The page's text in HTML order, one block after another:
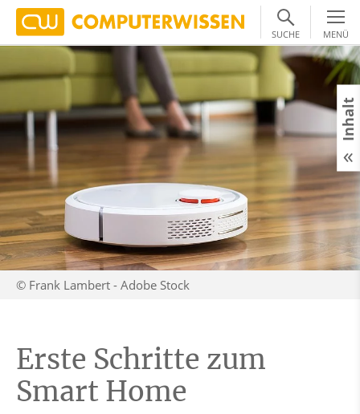
SUCHE MENÜ
© Frank Lambert - Adobe Stock
Erste Schritte zum
Smart Home
Inhalt